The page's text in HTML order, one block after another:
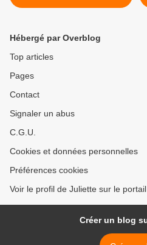
Hébergé par Overblog
Top articles
Pages
Contact
Signaler un abus
C.G.U.
Cookies et données personnelles
Préférences cookies
Voir le profil de Juliette sur le
Créer un blog